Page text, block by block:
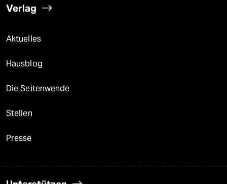
Verlag
Aktuelles
Hausblog
Die Seitenwende
Stellen
Presse